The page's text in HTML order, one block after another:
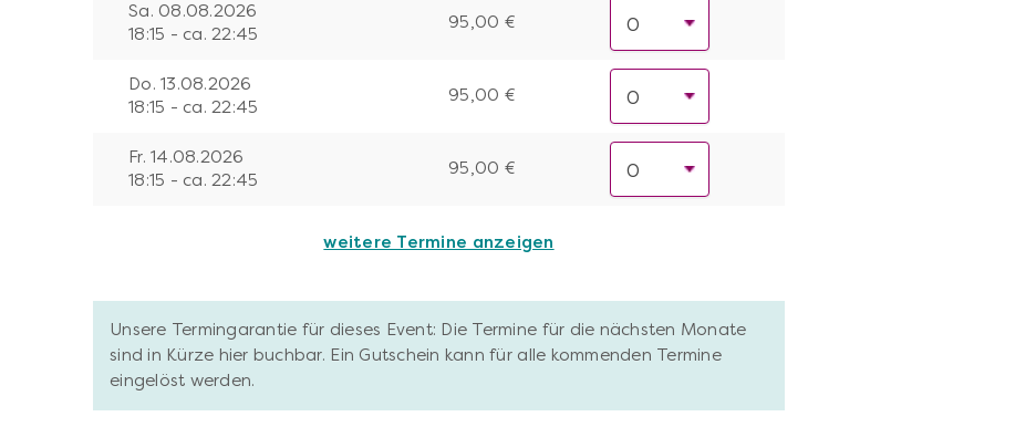
Sa. 08.08.2026
18:15 - ca. 22:45
95,00 €
Do. 13.08.2026
18:15 - ca. 22:45
95,00 €
Fr. 14.08.2026
18:15 - ca. 22:45
95,00 €
weitere Termine anzeigen
Unsere Termingarantie für dieses Event: Die Termine für die nächsten Monate
sind in Kürze hier buchbar. Ein Gutschein kann für alle kommenden Termine
eingelöst werden.